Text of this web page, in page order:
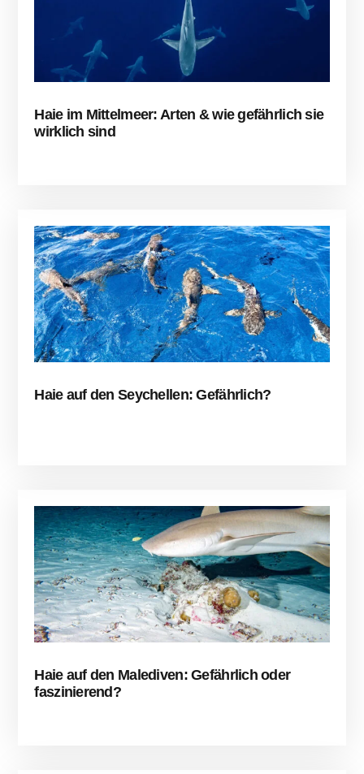
Haie im Mittelmeer: Arten & wie gefährlich sie
wirklich sind
Haie auf den Seychellen: Gefährlich?
Haie auf den Malediven: Gefährlich oder
faszinierend?